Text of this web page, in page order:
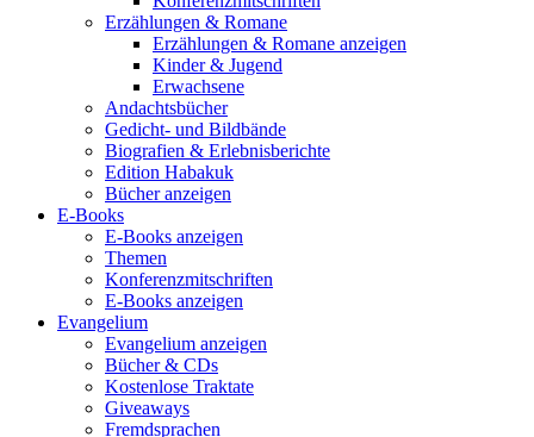
Erzählungen & Romane
Erzählungen & Romane anzeigen
Kinder & Jugend
Erwachsene
Andachtsbücher
Gedicht- und Bildbände
Biografien & Erlebnisberichte
Edition Habakuk
Bücher anzeigen
E-Books
E-Books anzeigen
Themen
Konferenzmitschriften
E-Books anzeigen
Evangelium
Evangelium anzeigen
Bücher & CDs
Kostenlose Traktate
Giveaways
Fremdsprachen